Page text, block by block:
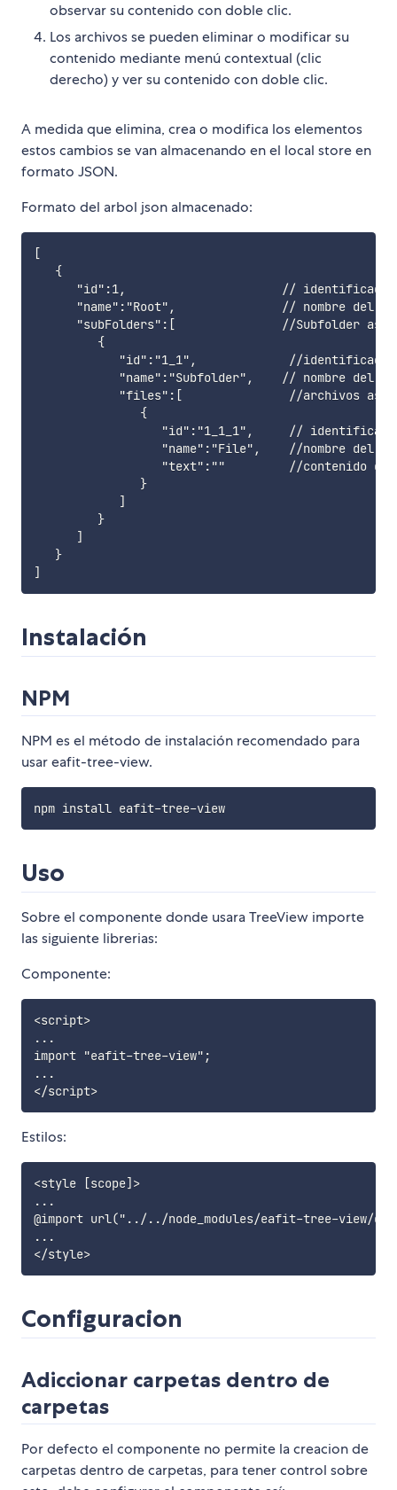
observar su contenido con doble clic.
Los archivos se pueden eliminar o modificar su
contenido mediante menú contextual (clic
derecho) y ver su contenido con doble clic.
A medida que elimina, crea o modifica los elementos
estos cambios se van almacenando en el local store en
formato JSON.
Formato del arbol json almacenado:
[
   {
"id":1,                      //
"name":"Root",               // nombre del
"subFolders":[               //Subfolder
         {
"id":"1_1",             //
"name":"Subfolder",    // nombre del
"files":[               //archivos
               {
"id":"1_1_1",     //
"name":"File",    //nombre del
"text":""         //contenido
               }
            ]
         }
      ]
   }
Instalación
NPM
NPM es el método de instalación recomendado para
usar eafit-tree-view.
npm install eafit-tree-view
Uso
Sobre el componente donde usara TreeView importe
las siguiente librerias:
Componente:
<script>
...
import "eafit-tree-view";
...
</script>
Estilos:
<style [scope]>
...
@import url("../../node_modules/eafit-tree-view/
...
</style>
Configuracion
Adiccionar carpetas dentro de
carpetas
Por defecto el componente no permite la creacion de
carpetas dentro de carpetas, para tener control sobre